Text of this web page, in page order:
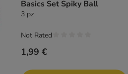
Basics Set Spiky Ball
3 pz
1,99 €
Not Rated